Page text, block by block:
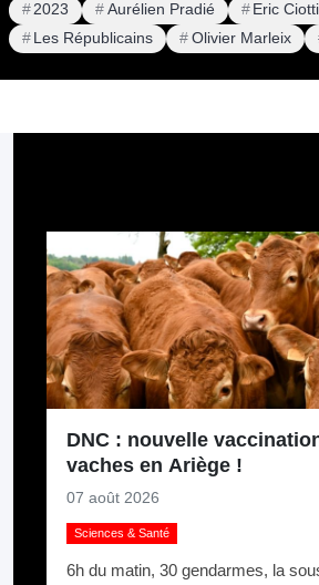
2023 Aurélien Pradié
Eric Ciotti
Les Républicains
Olivier Marleix
DNC : nouvelle
vaches en Ariège !
07 août 2026
Sciences & Santé
6h du matin, 30 gendarmes, la